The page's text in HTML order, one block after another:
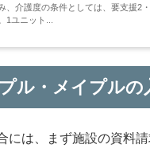
、介護度の条件としては、要支援2
1ユニット...
ル・メイプルの
には、まず施設の資料